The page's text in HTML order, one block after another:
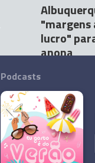
"margens
lucro"
anona
©
Podcasts